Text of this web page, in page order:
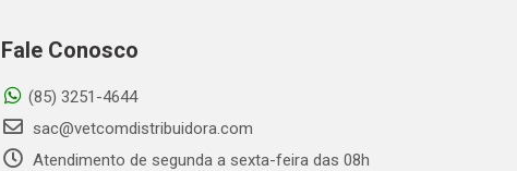
Fale Conosco
(85) 3251-4644
sac@vetcomdistribuidora.com
Atendimento de segunda a sexta-feira das 08h